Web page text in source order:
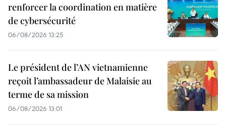
renforcer la coordination en matière
de cybersécurité
06/08/2026 13:25
Le président de l’AN vietnamienne
reçoit l’ambassadeur de Malaisie au
terme de sa mission
06/08/2026 13:01